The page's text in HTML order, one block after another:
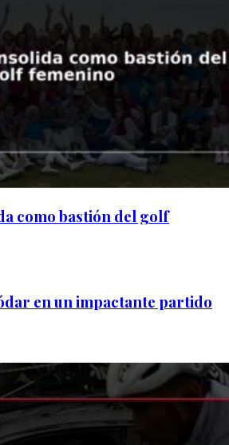
como bastión del golf
en un impactante partido